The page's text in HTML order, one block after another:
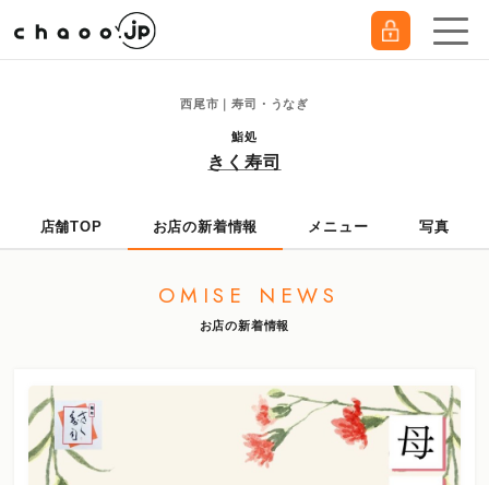
西尾市｜寿司・うなぎ
鮨処
きく寿司
店舗TOP お店の新着情報 メニュー 写真
OMISE NEWS
お店の新着情報